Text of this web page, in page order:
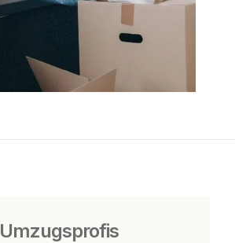
Umzugsprofis